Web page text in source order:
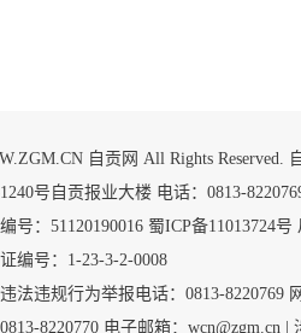
自贡网 All Rights Reserved.
号自贡报业大楼 电话：0813-
号：51120190016 蜀ICP备11013724号
编号：1-23-3-2-0008
法违规行为举报电话：0813-8220769
8220770 电子邮箱：wcn@zgm.cn |